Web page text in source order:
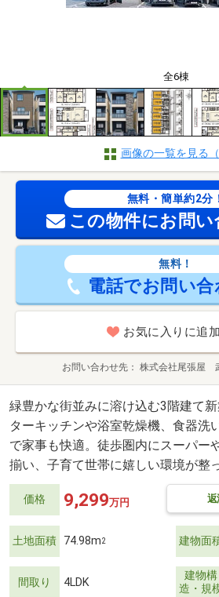
全6棟
画像の一覧を見る（
無料・簡単約2分
この物件にお問
無料！
電話でお問い合
お気に入りに追
お問い合わせ先 株式会社尾張屋
緑豊かな街並みに溶け込む3階建て
ターキッチンや浴室乾燥機、食器洗
で家事も快適。徒歩圏内にスーパー
揃い、子育て世帯に嬉しい環境が整
価格 返
9,299万円
土地面積 74.98m2 建物面
間取り 4LDK
建物構
造・規